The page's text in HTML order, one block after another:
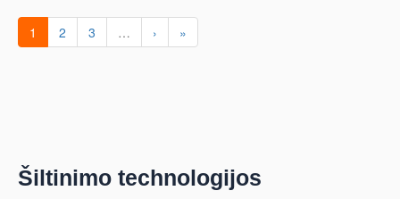
1 2 3 … › »
Šiltinimo technologijos